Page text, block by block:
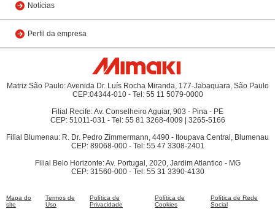
Notícias
Perfil da empresa
Matriz São Paulo: Avenida Dr. Luís Rocha Miranda, 177-Jabaquara, São Paulo
CEP:04344-010 - Tel: 55 11 5079-0000
Filial Recife: Av. Conselheiro Aguiar, 903 - Pina - PE
CEP: 51011-031 - Tel: 55 81 3268-4009 | 3265-5166
Filial Blumenau: R. Dr. Pedro Zimmermann, 4490 - Itoupava Central, Blumenau
CEP: 89068-000 - Tel: 55 47 3308-2401
Filial Belo Horizonte: Av. Portugal, 2020, Jardim Atlantico - MG
CEP: 31560-000 - Tel: 55 31 3390-4130
Mapa do
site
Termos de
Uso
Política de
Privacidade
Política de
Cookies
Política de Rede
Social